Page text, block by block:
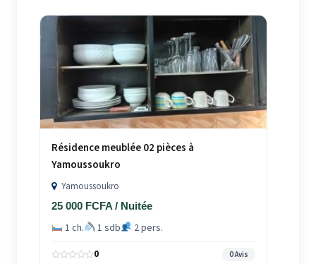
Résidence meublée 02 pièces à
Yamoussoukro
Yamoussoukro
25 000 FCFA / Nuitée
1 ch. 1 sdb 2 pers.
0 0 Avis